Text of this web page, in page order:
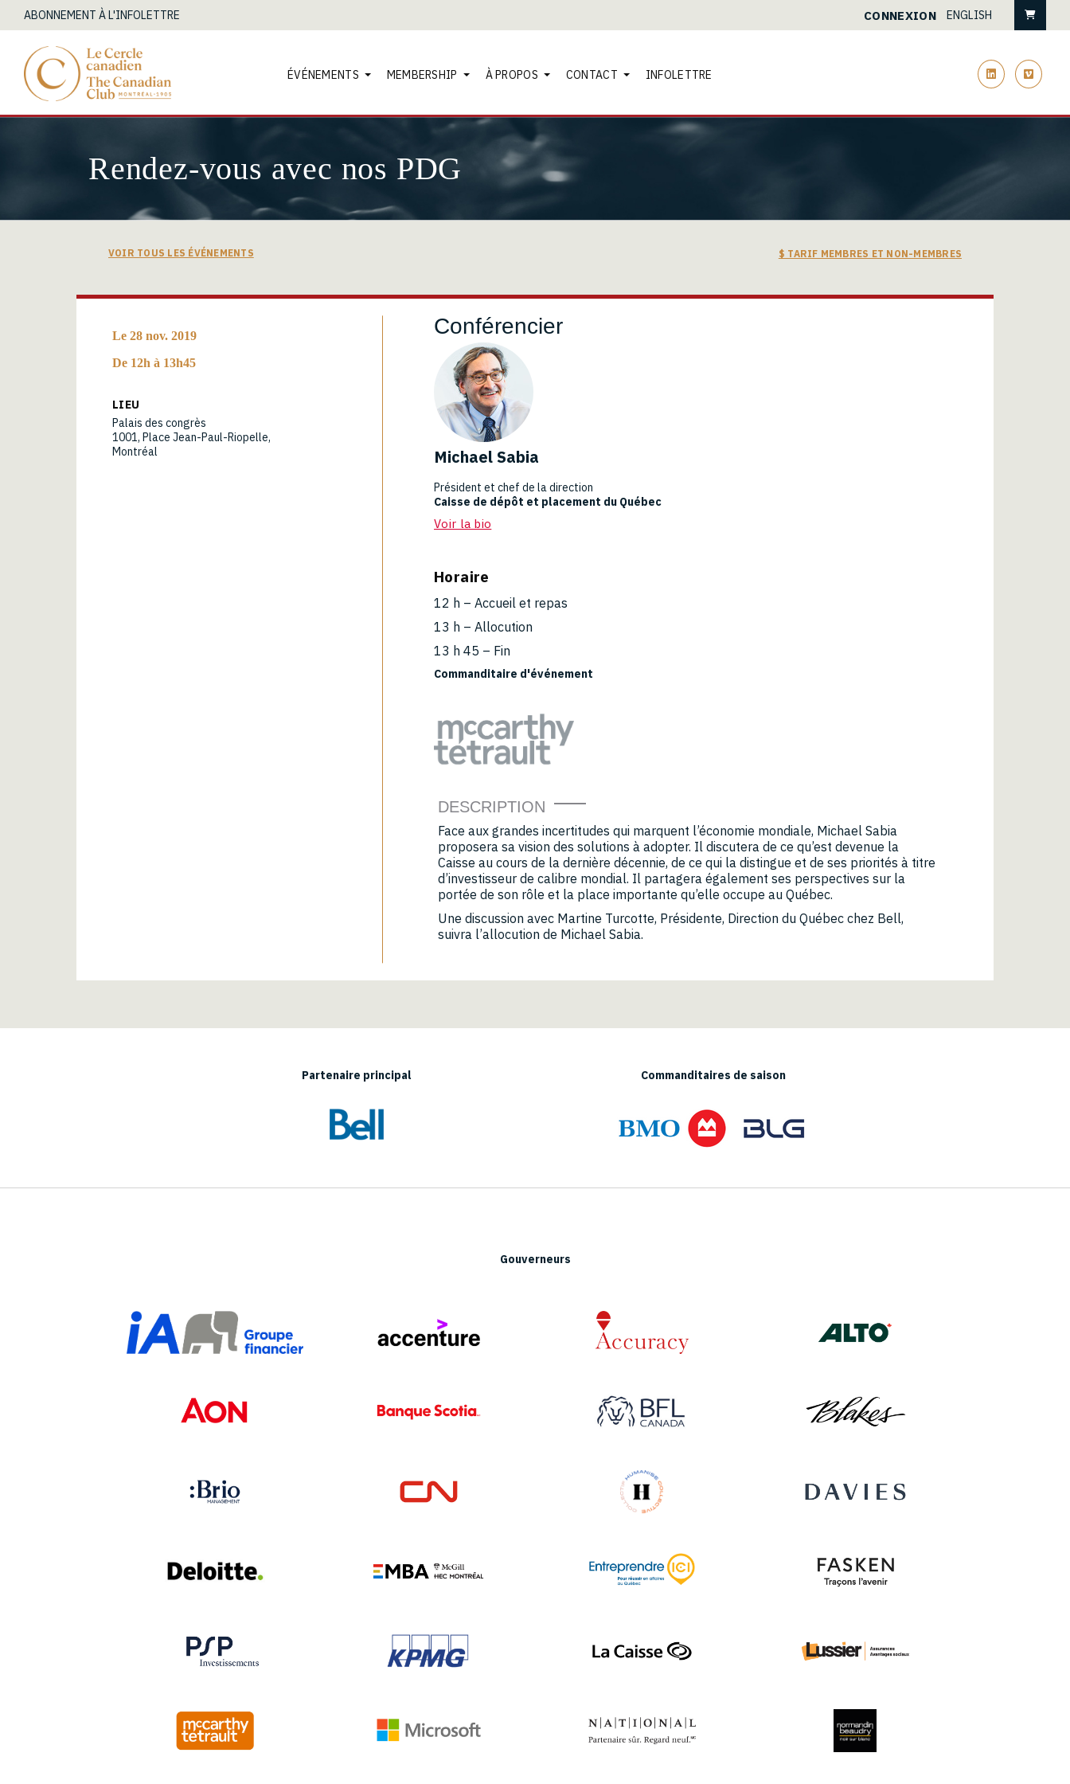
ABONNEMENT À L'INFOLETTRE CONNEXION ENGLISH
ÉVÉNEMENTS MEMBERSHIP À PROPOS CONTACT INFOLETTRE linkedinvimeo
Rendez-vous avec nos PDG
VOIR TOUS LES ÉVÉNEMENTS $ TARIF MEMBRES ET NON-MEMBRES
Le 28 nov. 2019
De 12h à 13h45
LIEU
Palais des congrès
1001, Place Jean-Paul-Riopelle,
Montréal
Conférencier
Michael Sabia
Président et chef de la direction
Caisse de dépôt et placement du Québec
Voir la bio
Horaire
12 h – Accueil et repas
13 h – Allocution
13 h 45 – Fin
Commanditaire d'événement
DESCRIPTION
Face aux grandes incertitudes qui marquent l’économie mondiale, Michael Sabia
proposera sa vision des solutions à adopter. Il discutera de ce qu’est devenue la
Caisse au cours de la dernière décennie, de ce qui la distingue et de ses priorités à titre
d’investisseur de calibre mondial. Il partagera également ses perspectives sur la
portée de son rôle et la place importante qu’elle occupe au Québec.
Une discussion avec Martine Turcotte, Présidente, Direction du Québec chez Bell,
suivra l’allocution de Michael Sabia.
Partenaire principal Commanditaires de saison
Gouverneurs